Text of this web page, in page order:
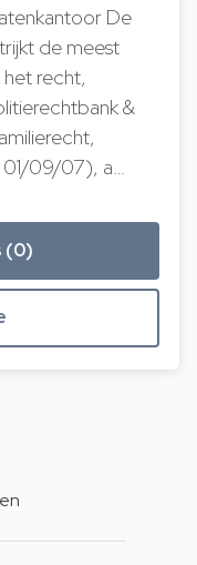
De
de meest
recht,
&
01/09/07), a…
(0)